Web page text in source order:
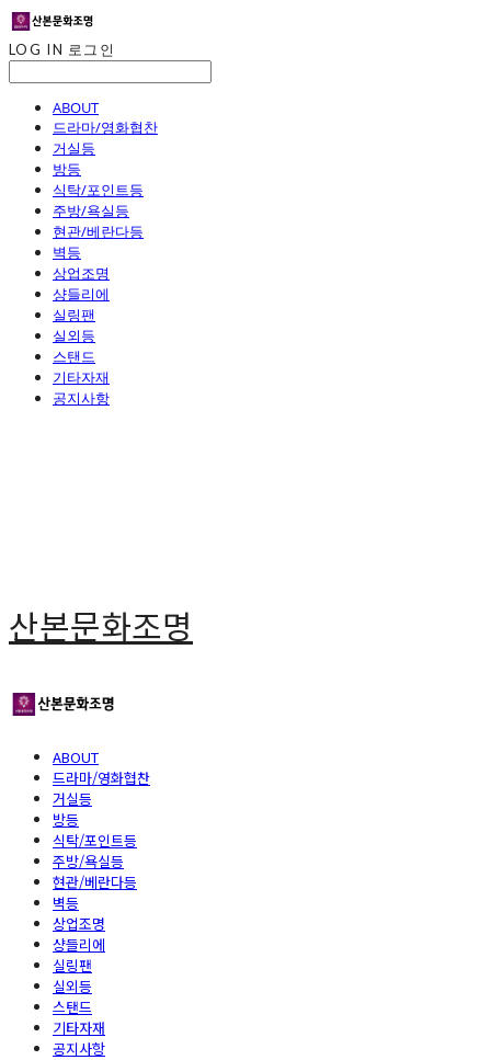
LOG IN 로그인
ABOUT
드라마/영화협찬
거실등
방등
식탁/포인트등
주방/욕실등
현관/베란다등
벽등
상업조명
샹들리에
실링팬
실외등
스탠드
기타자재
공지사항
산본문화조명
ABOUT
드라마/영화협찬
거실등
방등
식탁/포인트등
주방/욕실등
현관/베란다등
벽등
상업조명
샹들리에
실링팬
실외등
스탠드
기타자재
공지사항